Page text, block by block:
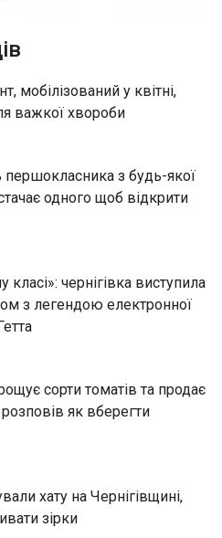
мобілізований у квітні,
важкої хвороби
з будь-якої
одного щоб відкрити
чернігівка виступила
з легендою електронної
сорти томатів та продає
як вберегти
хату на Чернігівщині,
зірки